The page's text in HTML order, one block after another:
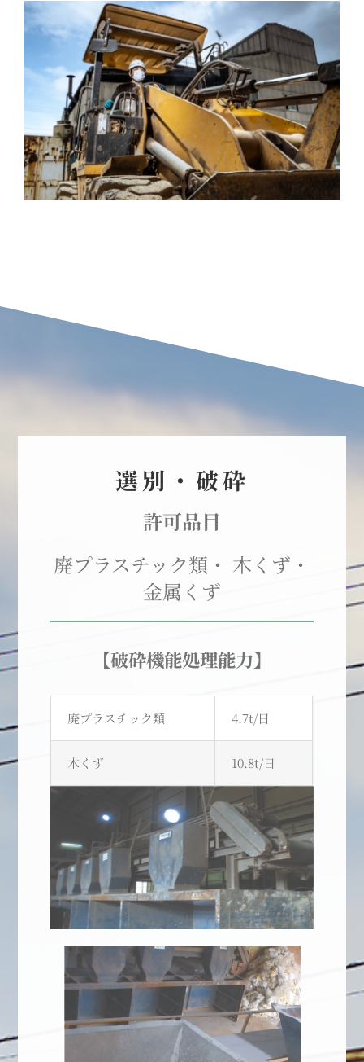
選別・破砕
許可品目
廃プラスチック類・ 木くず・
金属くず
【破砕機能処理能力】
廃プラスチック類 4.7t/日
木くず 10.8t/日